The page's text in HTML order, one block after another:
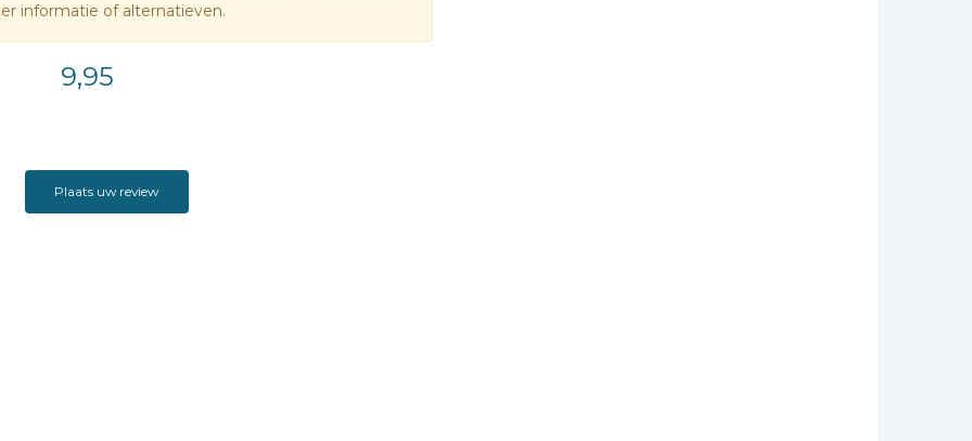
informatie of alternatieven.
9,95
Plaats uw review